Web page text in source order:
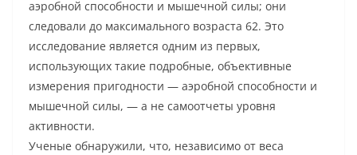
аэробной способности и мышечной силы; они
следовали до максимального возраста 62. Это
исследование является одним из первых,
использующих такие подробные, объективные
измерения пригодности — аэробной способности и
мышечной силы, — а не самоотчеты уровня
активности.
Ученые обнаружили, что, независимо от веса